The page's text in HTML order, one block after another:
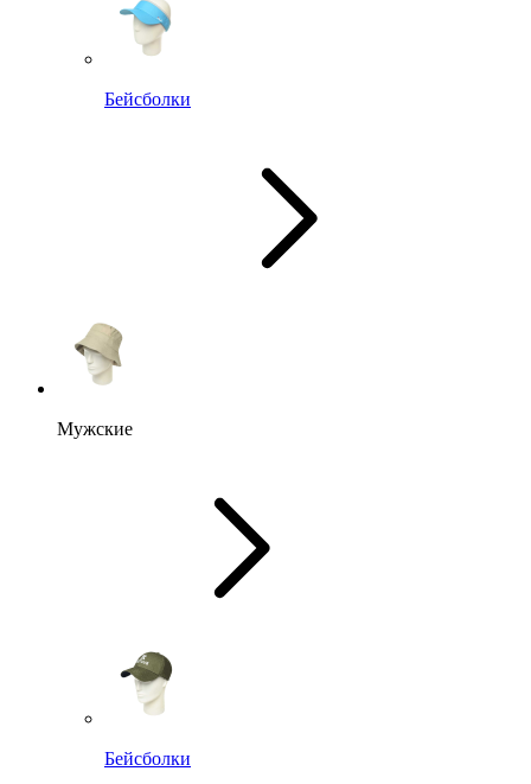
Бейсболки
Мужские
Бейсболки